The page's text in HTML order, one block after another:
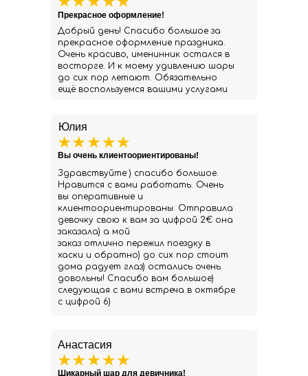
Юлия
Здравствуйте ) спасибо большое.
Нравится с вами работать. Очень
вы оперативные и
клиентоориентированы. Отправила
девочку свою к вам за цифрой 2€ она
заказала) а мой
заказ отлично пережил поездку в
хаски и обратно) до сих пор стоит
дома радует глаз) остались очень
довольны! Спасибо вам большое)
следующая с вами встреча в октябре
с цифрой 6)
Вы очень клиентоориентированы!
Анастасия
Шикарный шар для девичника!
Добрый день! Спасибо большое за
прекрасное оформление праздника.
Очень красиво, именинник остался в
восторге. И к моему удивлению шары
до сих пор летают. Обязательно
ещё воспользуемся вашими услугами
Прекрасное оформление!